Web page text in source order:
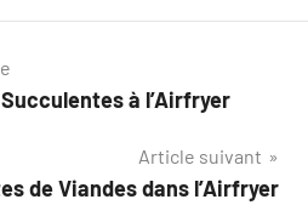
à l’Airfryer
Article suivant
de Viandes dans l’Airfryer